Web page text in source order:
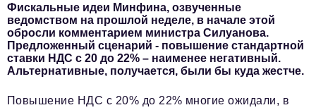
Фискальные идеи Минфина, озвученные
ведомством на прошлой неделе, в начале этой
обросли комментарием министра Силуанова.
Предложенный сценарий - повышение стандартной
ставки НДС с 20 до 22% – наименее негативный.
Альтернативные, получается, были бы куда жестче.
Повышение НДС с 20% до 22% многие ожидали, в